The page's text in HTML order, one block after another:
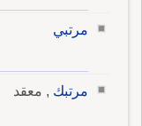
مرتبي
مرتبك , معقد